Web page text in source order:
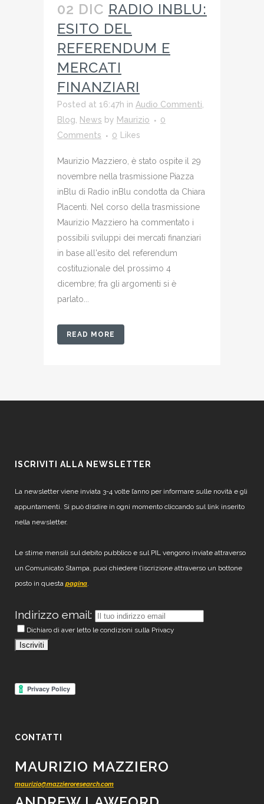
02 DIC RADIO INBLU:
ESITO DEL
REFERENDUM E
MERCATI
FINANZIARI
Posted at 16:47h in Audio Commenti
Blog
News by Maurizio
0
Comments
0 Likes
Maurizio Mazziero, è stato ospite il 29
novembre nella trasmissione Piazza
inBlu di Radio inBlu condotta da Chiara
Placenti. Nel corso della trasmissione
Maurizio Mazziero ha commentato i
possibili sviluppi dei mercati finanziari
in base all'esito del referendum
costituzionale del prossimo 4
dicembre; fra gli argomenti si è
parlato...
READ MORE
ISCRIVITI ALLA NEWSLETTER
La newsletter viene inviata 3-4 volte l’anno per informare sulle novità e gli
appuntamenti. Si può disdire in ogni momento cliccando sul link inserito
nella newsletter.
Le stime mensili sul debito pubblico e sul PIL vengono inviate attraverso
un Comunicato Stampa, puoi chiedere l’iscrizione attraverso un bottone
posto in questa pagina.
Indirizzo email:
Dichiaro di aver letto le condizioni sulla Privacy
CONTATTI
MAURIZIO MAZZIERO
maurizio@mazzieroresearch.com